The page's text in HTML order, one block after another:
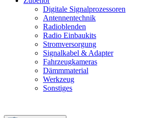
Digitale Signalprozessoren
Antennentechnik
Radioblenden
Radio Einbaukits
Stromversorgung
Signalkabel & Adapter
Fahrzeugkameras
Dämmmaterial
Werkzeug
Sonstiges